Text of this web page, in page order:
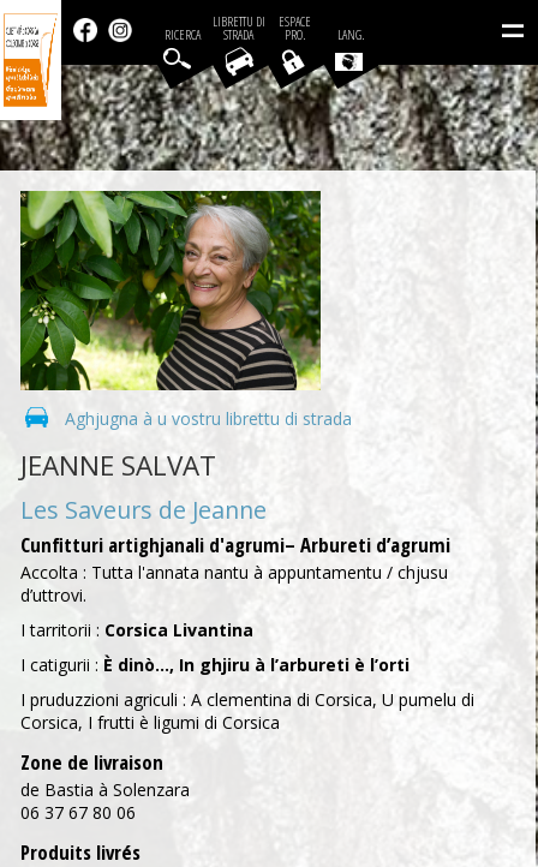
=
LANG.
ESPACE
PRO.
LIBRETTU DI
STRADA
RICERCA
Aghjugna à u vostru librettu di strada
JEANNE SALVAT
Les Saveurs de Jeanne
Cunfitturi artighjanali d'agrumi– Arbureti d’agrumi
Accolta : Tutta l'annata nantu à appuntamentu / chjusu
d’uttrovi.
I tarritorii : Corsica Livantina
I catigurii : È dinò…, In ghjiru à l’arbureti è l’orti
I pruduzzioni agriculi : A clementina di Corsica, U pumelu di
Corsica, I frutti è ligumi di Corsica
Zone de livraison
de Bastia à Solenzara
06 37 67 80 06
Produits livrés